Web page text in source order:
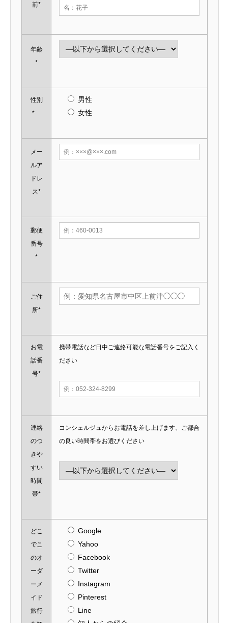
前*
年齢
*
性別
*
男性
女性
メー
ルア
ドレ
ス*
郵便
番号
*
ご住
所*
お電
話番
号*
携帯電話など日中ご連絡可能な電話番号をご記入く
ださい
連絡
のつ
きや
すい
時間
帯*
コンシェルジュからお電話を差し上げます、ご都合
の良い時間帯をお選びください
どこ
でこ
のオ
ーダ
ーメ
イド
旅行
Google
Yahoo
Facebook
Twitter
Instagram
Pinterest
Line